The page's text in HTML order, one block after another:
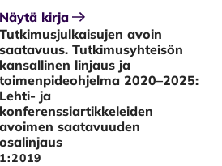
Näytä kirja
Tutkimusjulkaisujen avoin
saatavuus. Tutkimusyhteisön
kansallinen linjaus ja
toimenpideohjelma 2020–2025:
Lehti- ja
konferenssiartikkeleiden
avoimen saatavuuden
osalinjaus
1:2019